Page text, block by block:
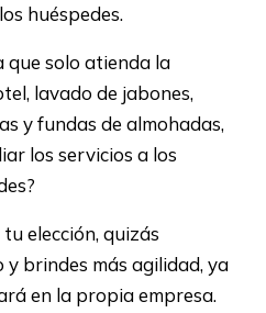
huéspedes.
que solo atienda la
lavado de jabones,
y fundas de almohadas,
los servicios a los
elección, quizás
brindes más agilidad, ya
en la propia empresa.